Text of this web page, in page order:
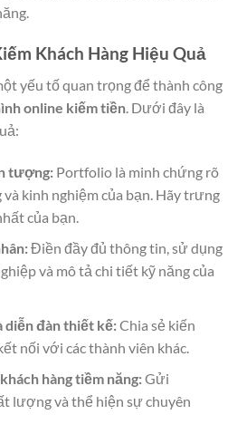
Khách Hàng Hiệu Quả
yếu tố quan trọng để thành công
online kiếm tiền. Dưới đây là
tượng:Portfolio là minh chứng rõ
kinh nghiệm của bạn. Hãy trưng
của bạn.
Điền đầy đủ thông tin, sử dụng
và mô tả chi tiết kỹ năng của
diễn đàn thiết kế:Chia sẻ kiến
nối với các thành viên khác.
hàng tiềm năng:Gửi
lượng và thể hiện sự chuyên